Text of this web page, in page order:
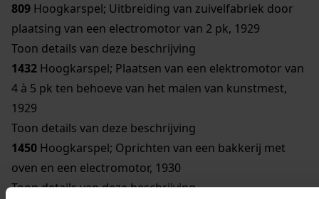
809 Hoogkarspel; Uitbreiding van zuivelfabriek door
plaatsing van een electromotor van 2 pk, 1929
Toon details van deze beschrijving
1432 Hoogkarspel; Plaatsen van een elektromotor van
4 à 5 pk ten behoeve van het malen van kunstmest,
1929
Toon details van deze beschrijving
1450 Hoogkarspel; Oprichten van een bakkerij met
oven en een electromotor, 1930
Toon details van deze beschrijving